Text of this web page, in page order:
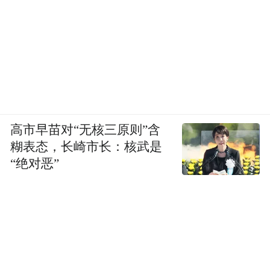
高市早苗对“无核三原则”含
糊表态，长崎市长：核武是
“绝对恶”